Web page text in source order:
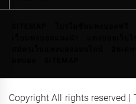
สำหรับ:
Copyright All rights reserved